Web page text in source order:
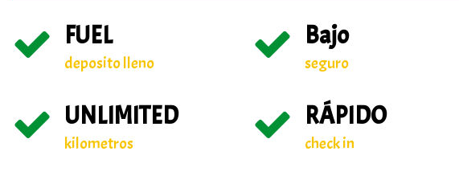
FUEL
deposito lleno
UNLIMITED
kilometros
Bajo
seguro
RÁPIDO
check in